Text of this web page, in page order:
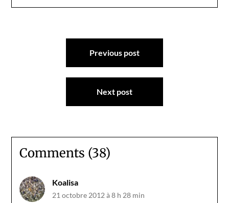
Navigation
Previous post
Next post
Comments (38)
Koalisa
21 octobre 2012 à 8 h 28 min